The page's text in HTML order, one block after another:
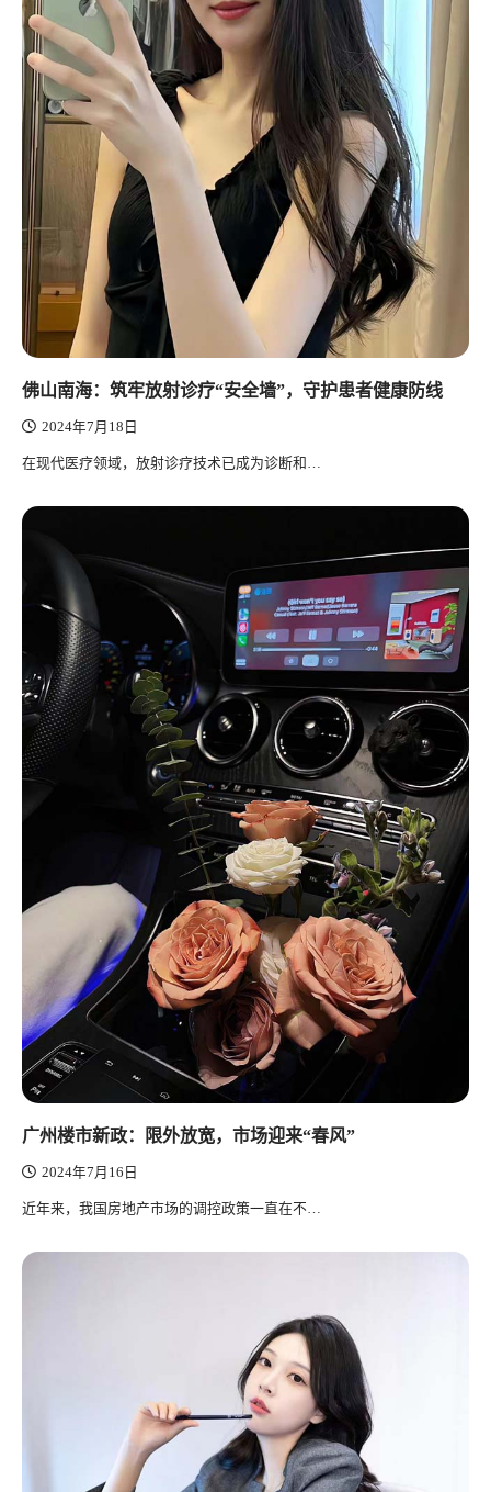
佛山南海：筑牢放射诊疗“安全墙”，守护患者健康防线
2024年7月18日
在现代医疗领域，放射诊疗技术已成为诊断和…
广州楼市新政：限外放宽，市场迎来“春风”
2024年7月16日
近年来，我国房地产市场的调控政策一直在不…